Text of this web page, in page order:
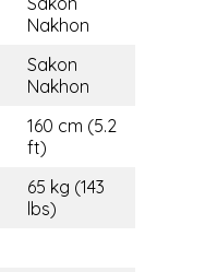
Nakhon
Sakon
Nakhon
160 cm (5.2
ft)
65 kg (143
lbs)